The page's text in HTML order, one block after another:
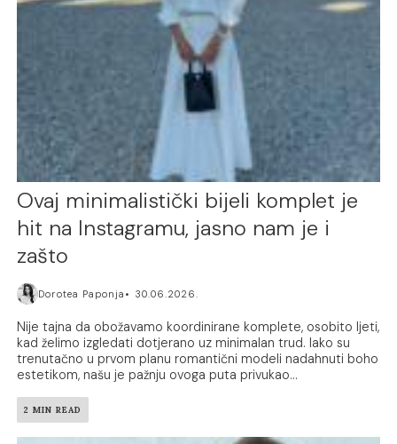
Ovaj minimalistički bijeli komplet je
hit na Instagramu, jasno nam je i
zašto
Dorotea Paponja 30.06.2026.
Nije tajna da obožavamo koordinirane komplete, osobito ljeti,
kad želimo izgledati dotjerano uz minimalan trud. Iako su
trenutačno u prvom planu romantični modeli nadahnuti boho
estetikom, našu je pažnju ovoga puta privukao...
2 MIN READ